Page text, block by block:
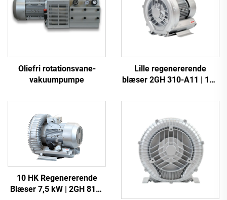
Oliefri rotationsvane-
vakuumpumpe
Lille regenererende
blæser 2GH 310-A11 | 110
dam
10 HK Regenererende
Blæser 7,5 kW | 2GH 810-